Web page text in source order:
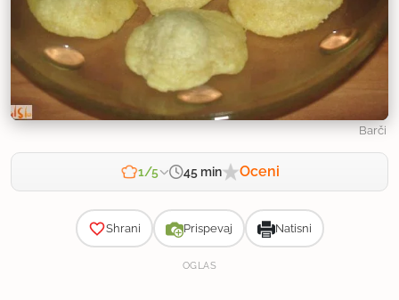
Barči
1/5 45 min Oceni
Shrani Prispevaj Natisni
OGLAS